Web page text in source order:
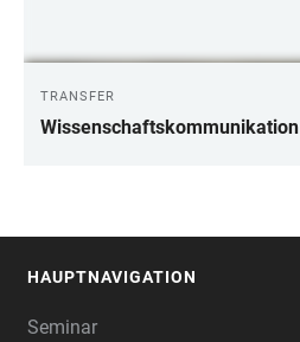
TRANSFER
Wissenschaftskommunikation
HAUPTNAVIGATION
Seminar